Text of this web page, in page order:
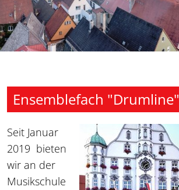
Ensemblefach "Drumline"
Seit Januar
2019 bieten
wir an der
Musikschule